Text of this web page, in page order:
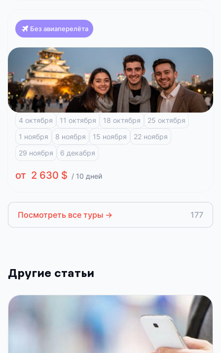
Без авиаперелёта
Япония
Красоты Японии, Клёны (Токио-Осака)
Токио Фудзи-Кавагучико Киото
Арасияма
Хиросима
4 октября 11 октября 18 октября
25 октября
1 ноября
8 ноября 15 ноября
22 ноября
29 ноября
6 декабря
от 2 630 $ / 10 дней
Посмотреть все туры → 177
Другие статьи